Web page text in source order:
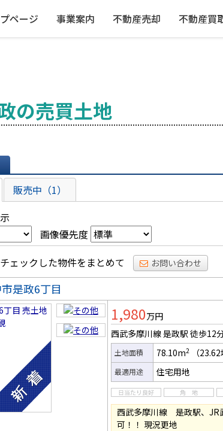
ページ 事業案内 不動産売却 不動産買
の売買土地
販売中（1）
画像優先度
チェックした物件をまとめて お問い合わせ
是政6丁目
1,980万円
西武多摩川線 是政駅 徒歩12
土地面積 78.10m2 （23.62
最適用途 住宅用地
西武多摩川線 是政駅、
可！！ 現況更地